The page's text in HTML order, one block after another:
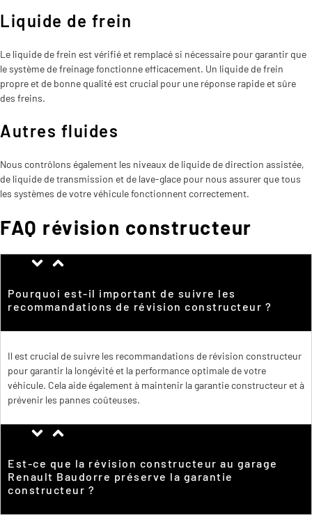
Liquide de frein
Le liquide de frein est vérifié et remplacé si nécessaire pour garantir que
le système de freinage fonctionne efficacement. Un liquide de frein
propre et de bonne qualité est crucial pour une réponse rapide et sûre
des freins.
Autres fluides
Nous contrôlons également les niveaux de liquide de direction assistée,
de liquide de transmission et de lave-glace pour nous assurer que tous
les systèmes de votre véhicule fonctionnent correctement.
FAQ révision constructeur
Pourquoi est-il important de suivre les
recommandations de révision constructeur ?
Il est crucial de suivre les recommandations de révision constructeur
pour garantir la longévité et la performance optimale de votre
véhicule. Cela aide également à maintenir la garantie constructeur et à
prévenir les pannes coûteuses.
Est-ce que la révision constructeur au garage
Renault Baudorre préserve la garantie
constructeur ?